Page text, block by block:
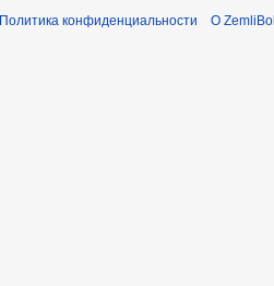
Политика конфиденциальности О